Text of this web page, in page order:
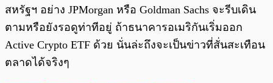
สหรัฐฯ อย่าง JPMorgan หรือ Goldman Sachs จะรีบเดิน
ตามหรือยังรอดูท่าทีอยู่ ถ้าธนาคารอเมริกันเริ่มออก
Active Crypto ETF ด้วย นั่นล่ะถึงจะเป็นข่าวที่สั่นสะเทือน
ตลาดได้จริงๆ